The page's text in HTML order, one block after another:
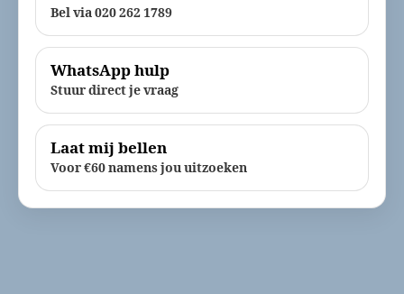
Bel via 020 262 1789
WhatsApp hulp
Stuur direct je vraag
Laat mij bellen
Voor €60 namens jou uitzoeken